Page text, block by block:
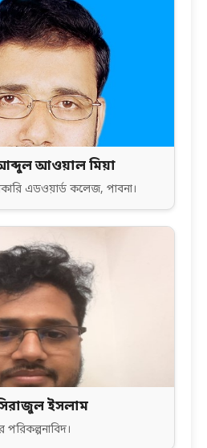
আওয়াল মিয়া
এডওয়ার্ড কলেজ, পাবনা।
ইসলাম
পরিকল্পনাবিদ।